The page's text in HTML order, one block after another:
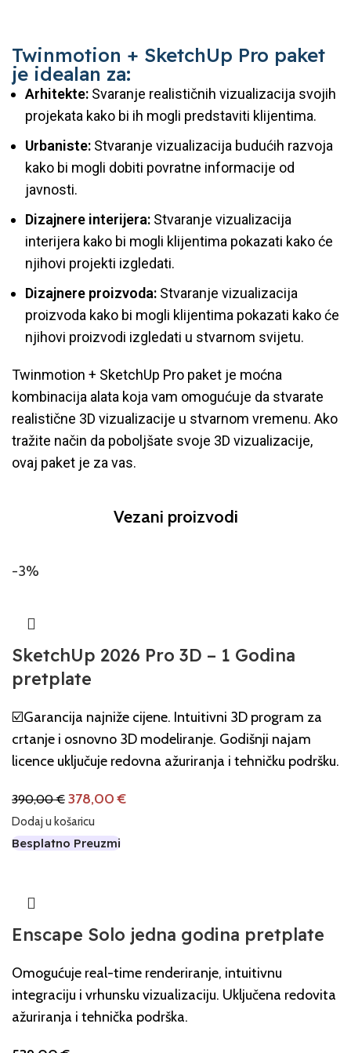
Twinmotion + SketchUp Pro paket
je idealan za:
Arhitekte: Svaranje realističnih vizualizacija svojih
projekata kako bi ih mogli predstaviti klijentima.
Urbaniste: Stvaranje vizualizacija budućih razvoja
kako bi mogli dobiti povratne informacije od
javnosti.
Dizajnere interijera: Stvaranje vizualizacija
interijera kako bi mogli klijentima pokazati kako će
njihovi projekti izgledati.
Dizajnere proizvoda: Stvaranje vizualizacija
proizvoda kako bi mogli klijentima pokazati kako će
njihovi proizvodi izgledati u stvarnom svijetu.
Twinmotion + SketchUp Pro paket je moćna
kombinacija alata koja vam omogućuje da stvarate
realistične 3D vizualizacije u stvarnom vremenu. Ako
tražite način da poboljšate svoje 3D vizualizacije,
ovaj paket je za vas.
Vezani proizvodi
-3%
SketchUp 2026 Pro 3D – 1 Godina
pretplate
☑️Garancija najniže cijene. Intuitivni 3D program za
crtanje i osnovno 3D modeliranje. Godišnji najam
licence uključuje redovna ažuriranja i tehničku podršku.
390,00€ 378,00€
Dodaj u košaricu
Besplatno Preuzmi
Enscape Solo jedna godina pretplate
Omogućuje real-time renderiranje, intuitivnu
integraciju i vrhunsku vizualizaciju. Uključena redovita
ažuriranja i tehnička podrška.